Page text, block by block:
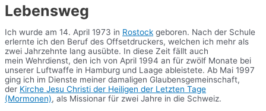
Lebensweg
Ich wurde am 14. April 1973 in Rostock geboren. Nach der Schule
erlernte ich den Beruf des Offsetdruckers, welchen ich mehr als
zwei Jahrzehnte lang ausübte. In diese Zeit fällt auch
mein Wehrdienst, den ich von April 1994 an für zwölf Monate bei
unserer Luftwaffe in Hamburg und Laage ableistete. Ab Mai 1997
ging ich im Dienste meiner damaligen Glaubensgemeinschaft,
der Kirche Jesu Christi der Heiligen der Letzten Tage
(Mormonen), als Missionar für zwei Jahre in die Schweiz.